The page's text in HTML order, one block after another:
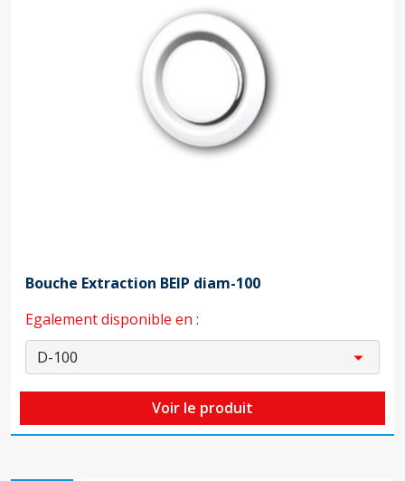
Bouche Extraction BEIP diam-100
Egalement disponible en :
Voir le produit